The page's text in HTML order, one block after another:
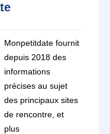
Monpetitdate fournit
depuis 2018 des
informations
précises au sujet
des principaux sites
de rencontre, et
plus